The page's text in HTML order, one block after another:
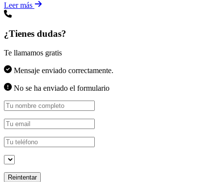
Leer más
¿Tienes dudas?
Te llamamos gratis
Mensaje enviado correctamente.
No se ha enviado el formulario
Reintentar